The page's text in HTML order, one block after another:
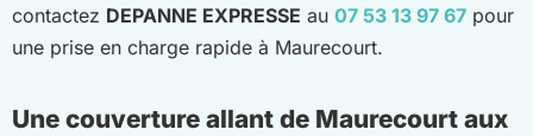
contactez DEPANNE EXPRESSE au 07 53 13 97 67 pour
une prise en charge rapide à Maurecourt.
Une couverture allant de Maurecourt aux